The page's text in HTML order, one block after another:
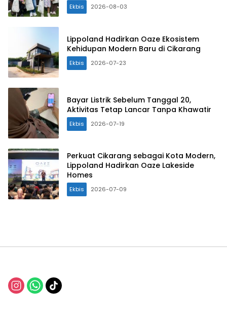
Ekbis 2026-08-03
Lippoland Hadirkan Oaze Ekosistem
Kehidupan Modern Baru di Cikarang
Ekbis 2026-07-23
Bayar Listrik Sebelum Tanggal 20,
Aktivitas Tetap Lancar Tanpa Khawatir
Ekbis 2026-07-19
Perkuat Cikarang sebagai Kota Modern,
Lippoland Hadirkan Oaze Lakeside
Homes
Ekbis 2026-07-09